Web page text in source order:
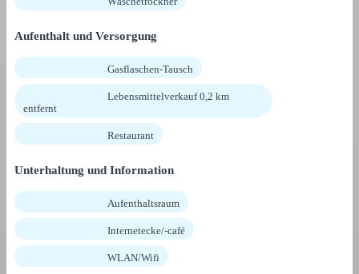
Aufenthalt und Versorgung
Gasflaschen-Tausch
Lebensmittelverkauf 0,2 km
entfernt
Restaurant
Unterhaltung und Information
Aufenthaltsraum
Internetecke/-café
WLAN/Wifi